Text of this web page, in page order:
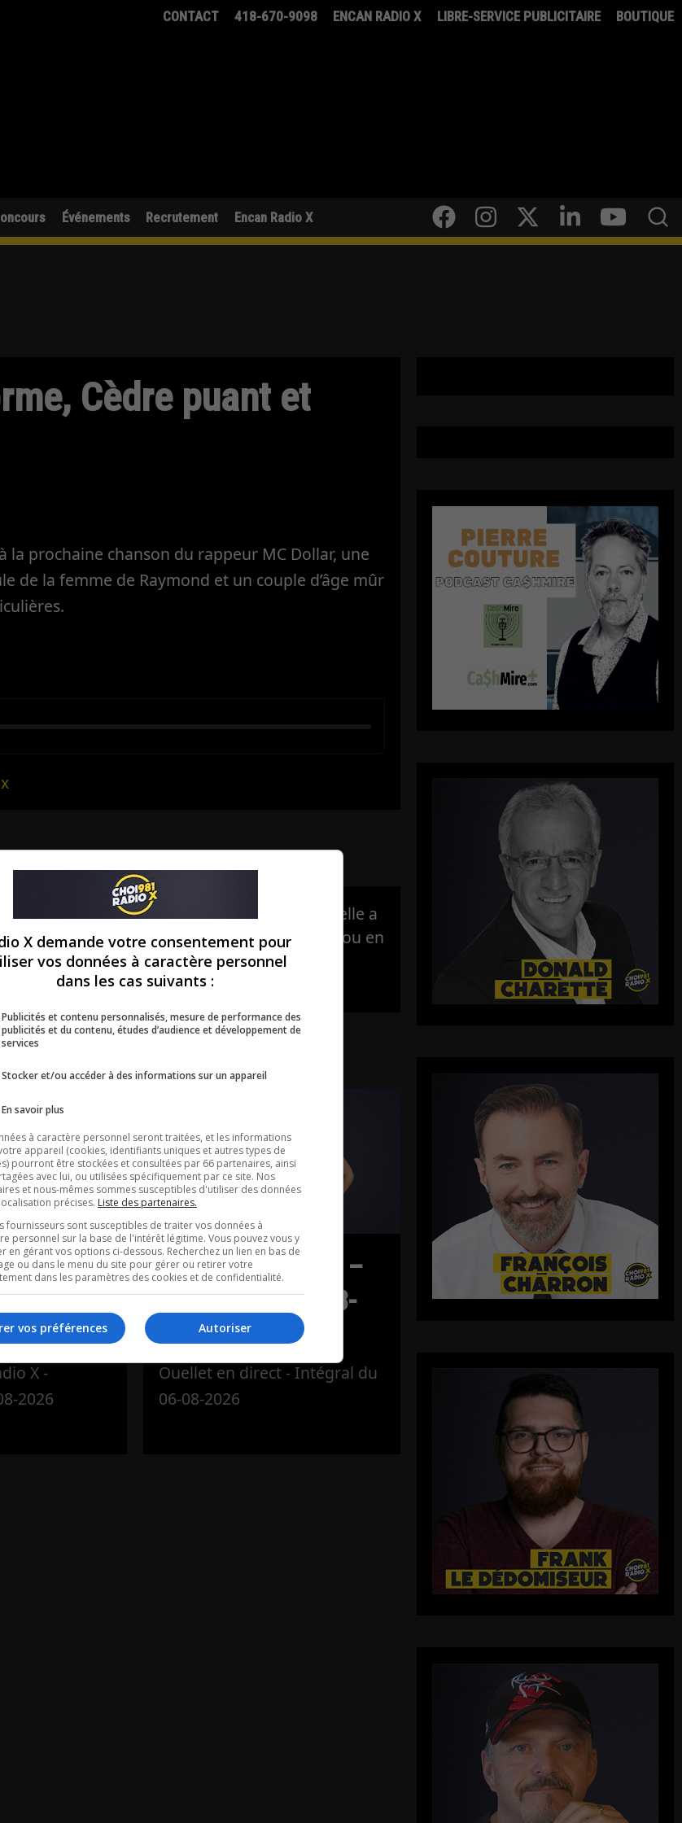
CONTACT 418-670-9098 ENCAN RADIO X LIBRE-SERVICE PUBLICITAIRE BOUTIQUE
Événements Recrutement Encan Radio X
Cèdre puant et
prochaine chanson du rappeur MC Dollar, une
de la femme de Raymond et un couple d’âge mûr
exclusive de CHOI 98,1 RADIO X. Seule elle a
de le diffuser ou de le rediffuser, en totalité ou en
en exclusivité, le droit d'en autoriser
Radio
du 06-
X -
2026
Ouellet en direct –
Intégral du 06-08-
2026
Ouellet en direct - Intégral du
06-08-2026
X demande votre consentement pour
vos données à caractère personnel
dans les cas suivants :
Publicités et contenu personnalisés, mesure de performance des
publicités et du contenu, études d’audience et développement de
services
Stocker et/ou accéder à des informations sur un appareil
En savoir plus
à caractère personnel seront traitées, et les informations
appareil (cookies, identifiants uniques et autres types de
pourront être stockées et consultées par 66 partenaires, ainsi
avec lui, ou utilisées spécifiquement par ce site. Nos
et nous-mêmes sommes susceptibles d'utiliser des données
précises. Liste des partenaires.
fournisseurs sont susceptibles de traiter vos données à
personnel sur la base de l'intérêt légitime. Vous pouvez vous y
en gérant vos options ci-dessous. Recherchez un lien en bas de
ou dans le menu du site pour gérer ou retirer votre
dans les paramètres des cookies et de confidentialité.
Autoriser
vos préférences